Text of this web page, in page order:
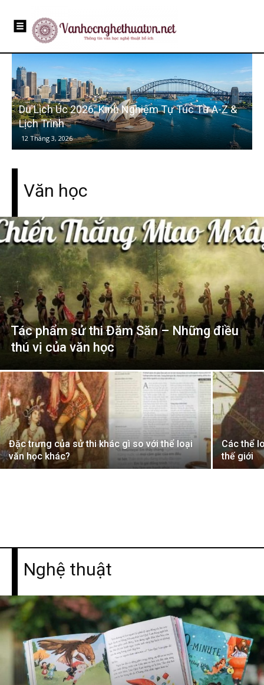
Du Lịch Úc 2026: Kinh Nghiệm Tự Túc Từ A-Z &
Lịch Trình
12 Tháng 3, 2026
Văn học
Tác phẩm sử thi Đăm Săn – Những điều
thú vị của văn học
Đặc trưng của sử thi khác gì so với thể loại
văn học khác?
Các thể
thế giới
Nghệ thuật